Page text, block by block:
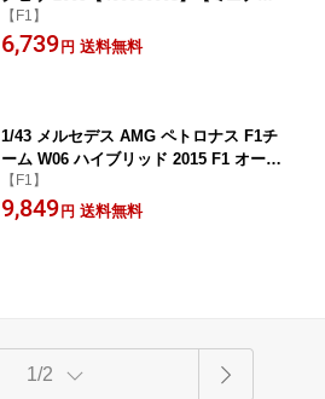
ンプス】【4012138093751】
【F1】
6,739 円 送料無料
1/43 メルセデス AMG ペトロナス F1チ
ーム W06 ハイブリッド 2015 F1 オース
トラリアGP #6 N.ロズベルグ 【410150
006】【ミニチャンプス】【4012138129
【F1】
9,849 円 送料無料
1/2